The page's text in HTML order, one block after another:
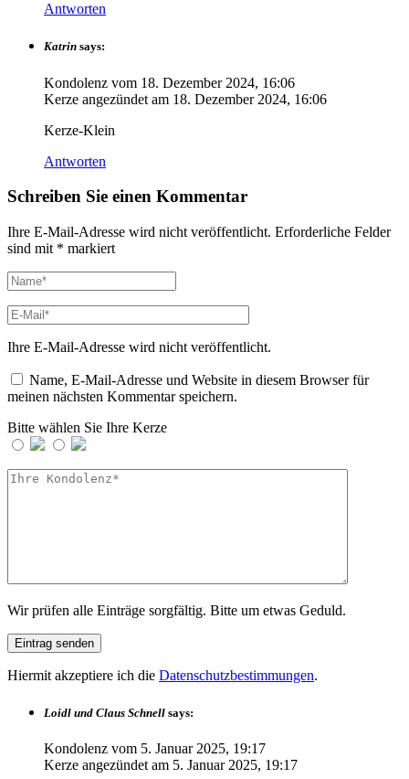
Antworten
Katrin says:
Kondolenz vom 18. Dezember 2024, 16:06
Kerze angezündet am 18. Dezember 2024, 16:06
Kerze-Klein
Antworten
Schreiben Sie einen Kommentar
Ihre E-Mail-Adresse wird nicht veröffentlicht. Erforderliche Felder
sind mit * markiert
Ihre E-Mail-Adresse wird nicht veröffentlicht.
Name, E-Mail-Adresse und Website in diesem Browser für
meinen nächsten Kommentar speichern.
Bitte wählen Sie Ihre Kerze
Wir prüfen alle Einträge sorgfältig. Bitte um etwas Geduld.
Hiermit akzeptiere ich die Datenschutzbestimmungen.
Loidl und Claus Schnell says:
Kondolenz vom 5. Januar 2025, 19:17
Kerze angezündet am 5. Januar 2025, 19:17